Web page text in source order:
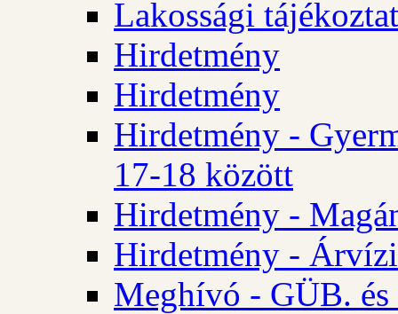
Lakossági
Hirdetmény
Hirdetmény
Hirdetmény -
17-18 között
Hirdetmény -
Hirdetmény -
Meghívó - GÜB.